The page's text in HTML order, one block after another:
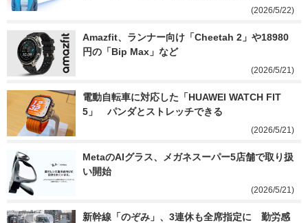
(2026/5/22)
Amazfit、ランナー向け「Cheetah 2」や18980
円の「Bip Max」など
(2026/5/21)
電動自転車に対応した「HUAWEI WATCH FIT
5」　パンダとストレッチできる
(2026/5/21)
MetaのAIグラス、メガネスーパー5店舗で取り扱
い開始
(2026/5/21)
新幹線「のぞみ」、3連休も全席指定に　勤労感